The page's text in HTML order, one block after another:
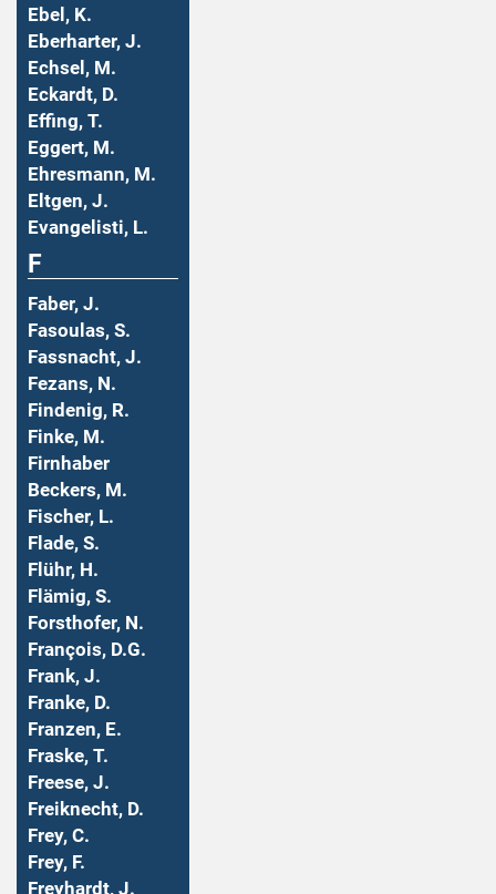
Ebel, K.
Eberharter, J.
Echsel, M.
Eckardt, D.
Effing, T.
Eggert, M.
Ehresmann, M.
Eltgen, J.
Evangelisti, L.
F
Faber, J.
Fasoulas, S.
Fassnacht, J.
Fezans, N.
Findenig, R.
Finke, M.
Firnhaber
Beckers, M.
Fischer, L.
Flade, S.
Flühr, H.
Flämig, S.
Forsthofer, N.
François, D.G.
Frank, J.
Franke, D.
Franzen, E.
Fraske, T.
Freese, J.
Freiknecht, D.
Frey, C.
Frey, F.
Freyhardt, J.